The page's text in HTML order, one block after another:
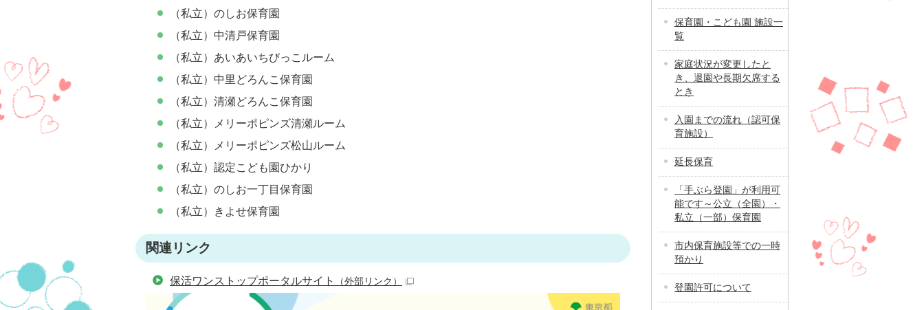
（私立）のしお保育園
（私立）中清戸保育園
（私立）あいあいちびっこルーム
（私立）中里どろんこ保育園
（私立）清瀬どろんこ保育園
（私立）メリーポピンズ清瀬ルーム
（私立）メリーポピンズ松山ルーム
（私立）認定こども園ひかり
（私立）のしお一丁目保育園
（私立）きよせ保育園
関連リンク
保活ワンストップポータルサイト （外部リンク）
保育園・こども園 施設一
覧
家庭状況が変更したと
き、退園や長期欠席する
とき
入園までの流れ（認可保
育施設）
延長保育
「手ぶら登園」が利用可
能です～公立（全園）・
私立（一部）保育園
市内保育施設等での一時
預かり
登園許可について